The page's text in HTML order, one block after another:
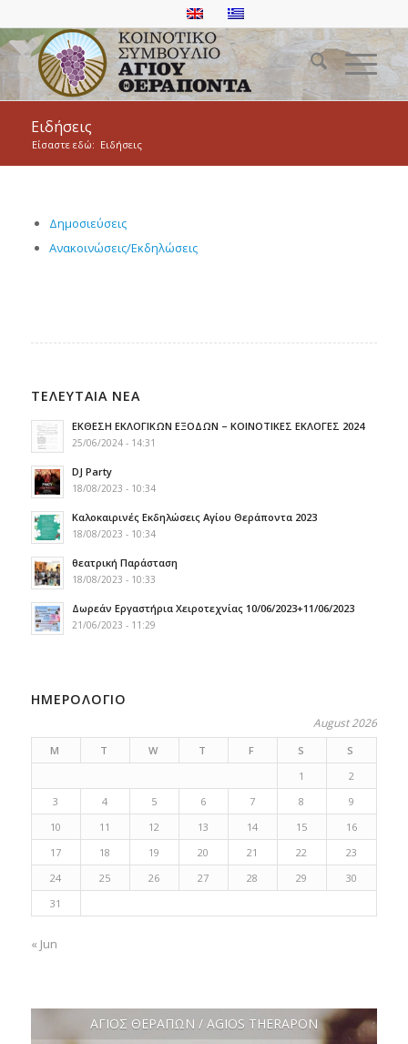
Ειδήσεις
Είσαστε εδώ: Ειδήσεις
Δημοσιεύσεις
Ανακοινώσεις/Εκδηλώσεις
ΤΕΛΕΥΤΑΙΑ ΝΕΑ
ΕΚΘΕΣΗ ΕΚΛΟΓΙΚΩΝ ΕΞΟΔΩΝ – ΚΟΙΝΟΤΙΚΕΣ ΕΚΛΟΓΕΣ 2024
25/06/2024 - 14:31
DJ Party
18/08/2023 - 10:34
Καλοκαιρινές Εκδηλώσεις Αγίου Θεράποντα 2023
18/08/2023 - 10:34
θεατρική Παράσταση
18/08/2023 - 10:33
Δωρεάν Εργαστήρια Χειροτεχνίας 10/06/2023+11/06/2023
21/06/2023 - 11:29
ΗΜΕΡΟΛΟΓΙΟ
August 2026
M T W T F S
S
1
2
3
4 5 6 7 8
9
10
11 12 13 14 15
16
17
18 19 20 21 22
23
24
25 26 27 28 29
30
31
« Jun
ΑΓΙΟΣ ΘΕΡΑΠΩΝ / AGIOS THERAPON